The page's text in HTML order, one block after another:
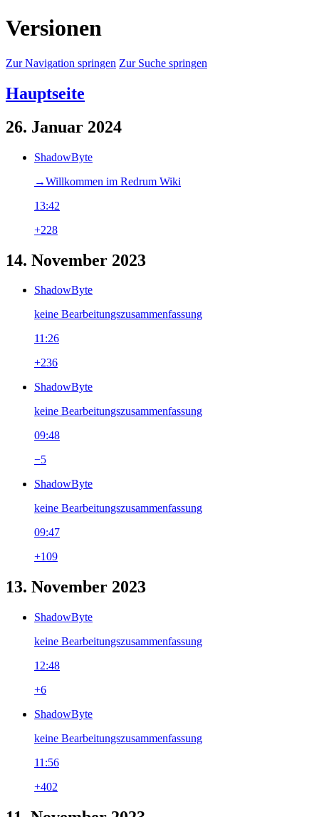
Versionen
Zur Navigation springen Zur Suche springen
Hauptseite
26. Januar 2024
ShadowByte
→‎Willkommen im Redrum Wiki
13:42
+228
14. November 2023
ShadowByte
keine Bearbeitungszusammenfassung
11:26
+236
ShadowByte
keine Bearbeitungszusammenfassung
09:48
−5
ShadowByte
keine Bearbeitungszusammenfassung
09:47
+109
13. November 2023
ShadowByte
keine Bearbeitungszusammenfassung
12:48
+6
ShadowByte
keine Bearbeitungszusammenfassung
11:56
+402